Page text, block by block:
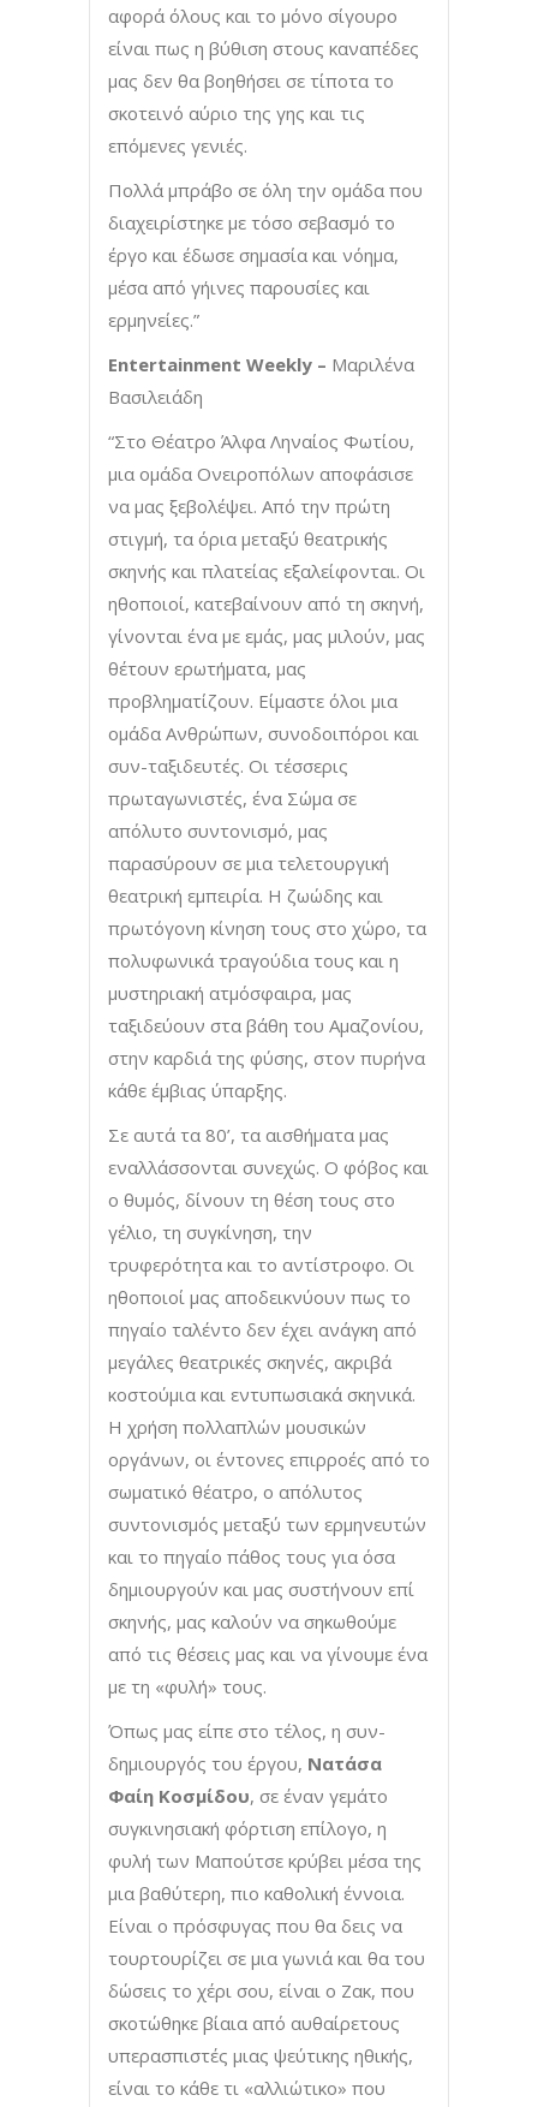
αφορά όλους και το μόνο σίγουρο
είναι πως η βύθιση στους καναπέδες
μας δεν θα βοηθήσει σε τίποτα το
σκοτεινό αύριο της γης και τις
επόμενες γενιές.
Πολλά μπράβο σε όλη την ομάδα που
διαχειρίστηκε με τόσο σεβασμό το
έργο και έδωσε σημασία και νόημα,
μέσα από γήινες παρουσίες και
ερμηνείες.”
Entertainment Weekly – Μαριλένα
Βασιλειάδη
“Στο Θέατρο Άλφα Ληναίος Φωτίου,
μια ομάδα Ονειροπόλων αποφάσισε
να μας ξεβολέψει. Από την πρώτη
στιγμή, τα όρια μεταξύ θεατρικής
σκηνής και πλατείας εξαλείφονται. Οι
ηθοποιοί, κατεβαίνουν από τη σκηνή,
γίνονται ένα με εμάς, μας μιλούν, μας
θέτουν ερωτήματα, μας
προβληματίζουν. Είμαστε όλοι μια
ομάδα Ανθρώπων, συνοδοιπόροι και
συν-ταξιδευτές. Οι τέσσερις
πρωταγωνιστές, ένα Σώμα σε
απόλυτο συντονισμό, μας
παρασύρουν σε μια τελετουργική
θεατρική εμπειρία. Η ζωώδης και
πρωτόγονη κίνηση τους στο χώρο, τα
πολυφωνικά τραγούδια τους και η
μυστηριακή ατμόσφαιρα, μας
ταξιδεύουν στα βάθη του Αμαζονίου,
στην καρδιά της φύσης, στον πυρήνα
κάθε έμβιας ύπαρξης.
Σε αυτά τα 80’, τα αισθήματα μας
εναλλάσσονται συνεχώς. Ο φόβος και
ο θυμός, δίνουν τη θέση τους στο
γέλιο, τη συγκίνηση, την
τρυφερότητα και το αντίστροφο. Oι
ηθοποιοί μας αποδεικνύουν πως το
πηγαίο ταλέντο δεν έχει ανάγκη από
μεγάλες θεατρικές σκηνές, ακριβά
κοστούμια και εντυπωσιακά σκηνικά.
Η χρήση πολλαπλών μουσικών
οργάνων, οι έντονες επιρροές από το
σωματικό θέατρο, ο απόλυτος
συντονισμός μεταξύ των ερμηνευτών
και το πηγαίο πάθος τους για όσα
δημιουργούν και μας συστήνουν επί
σκηνής, μας καλούν να σηκωθούμε
από τις θέσεις μας και να γίνουμε ένα
με τη «φυλή» τους.
Όπως μας είπε στο τέλος, η συν-
δημιουργός του έργου, Νατάσα
Φαίη Κοσμίδου, σε έναν γεμάτο
συγκινησιακή φόρτιση επίλογο, η
φυλή των Μαπούτσε κρύβει μέσα της
μια βαθύτερη, πιο καθολική έννοια.
Είναι ο πρόσφυγας που θα δεις να
τουρτουρίζει σε μια γωνιά και θα του
δώσεις το χέρι σου, είναι ο Ζακ, που
σκοτώθηκε βίαια από αυθαίρετους
υπερασπιστές μιας ψεύτικης ηθικής,
είναι το κάθε τι «αλλιώτικο» που